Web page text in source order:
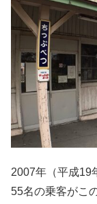
2007年（平成19
55名の乗客がこ